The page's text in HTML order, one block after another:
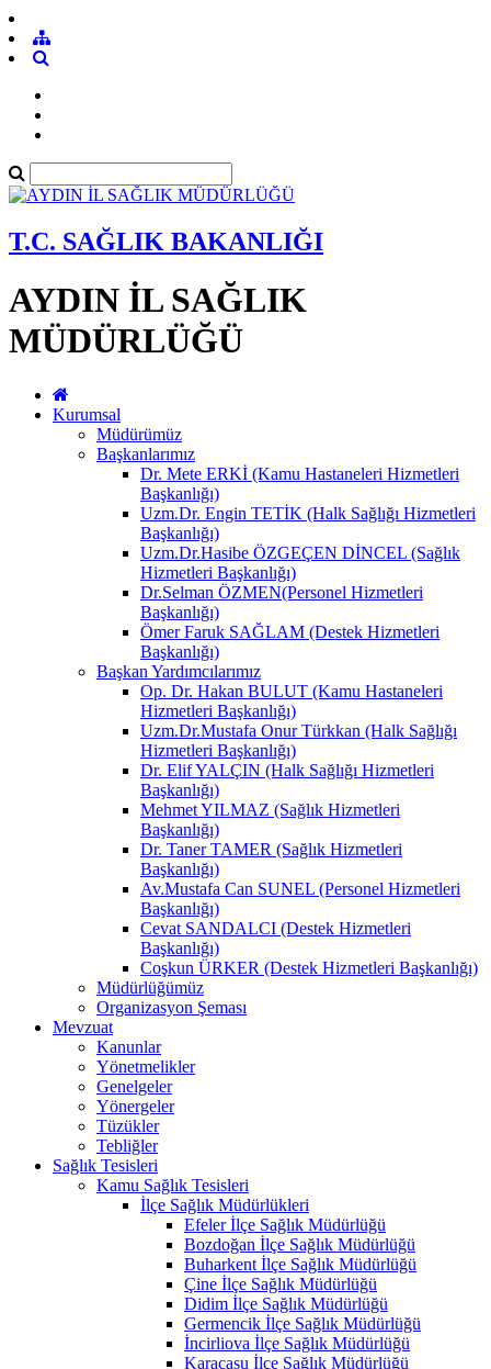
T.C. SAĞLIK BAKANLIĞI
AYDIN İL SAĞLIK
MÜDÜRLÜĞÜ
Kurumsal
Müdürümüz
Başkanlarımız
Dr. Mete ERKİ (Kamu Hastaneleri Hizmetleri
Başkanlığı)
Uzm.Dr. Engin TETİK (Halk Sağlığı Hizmetleri
Başkanlığı)
Uzm.Dr.Hasibe ÖZGEÇEN DİNCEL (Sağlık
Hizmetleri Başkanlığı)
Dr.Selman ÖZMEN(Personel Hizmetleri
Başkanlığı)
Ömer Faruk SAĞLAM (Destek Hizmetleri
Başkanlığı)
Başkan Yardımcılarımız
Op. Dr. Hakan BULUT (Kamu Hastaneleri
Hizmetleri Başkanlığı)
Uzm.Dr.Mustafa Onur Türkkan (Halk Sağlığı
Hizmetleri Başkanlığı)
Dr. Elif YALÇIN (Halk Sağlığı Hizmetleri
Başkanlığı)
Mehmet YILMAZ (Sağlık Hizmetleri
Başkanlığı)
Dr. Taner TAMER (Sağlık Hizmetleri
Başkanlığı)
Av.Mustafa Can SUNEL (Personel Hizmetleri
Başkanlığı)
Cevat SANDALCI (Destek Hizmetleri
Başkanlığı)
Coşkun ÜRKER (Destek Hizmetleri Başkanlığı)
Müdürlüğümüz
Organizasyon Şeması
Mevzuat
Kanunlar
Yönetmelikler
Genelgeler
Yönergeler
Tüzükler
Tebliğler
Sağlık Tesisleri
Kamu Sağlık Tesisleri
İlçe Sağlık Müdürlükleri
Efeler İlçe Sağlık Müdürlüğü
Bozdoğan İlçe Sağlık Müdürlüğü
Buharkent İlçe Sağlık Müdürlüğü
Çine İlçe Sağlık Müdürlüğü
Didim İlçe Sağlık Müdürlüğü
Germencik İlçe Sağlık Müdürlüğü
İncirliova İlçe Sağlık Müdürlüğü
Karacasu İlçe Sağlık Müdürlüğü